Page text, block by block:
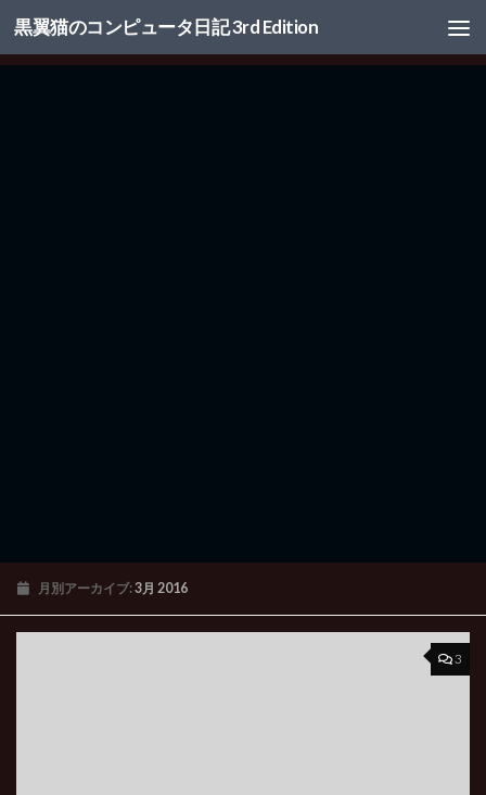
コンテンツへスキップ
黒翼猫のコンピュータ日記 3rd Edition
月別アーカイブ:3月 2016
3